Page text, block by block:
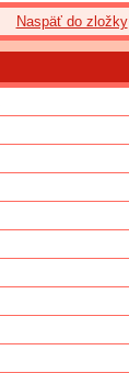
Naspäť do zložky